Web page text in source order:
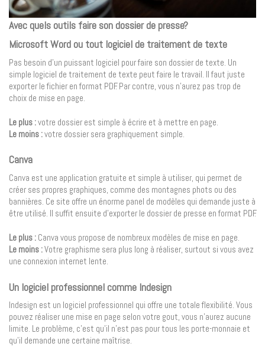
Avec quels outils faire son dossier de presse?
Microsoft Word ou tout logiciel de traitement de texte
Pas besoin d’un puissant logiciel pour faire son dossier de texte. Un
simple logiciel de traitement de texte peut faire le travail. Il faut juste
exporter le fichier en format PDF. Par contre, vous n’aurez pas trop de
choix de mise en page.
Le plus :votre dossier est simple à écrire et à mettre en page.
Le moins :votre dossier sera graphiquement simple.
Canva
Canva est une application gratuite et simple à utiliser, qui permet de
créer ses propres graphiques, comme des montagnes phots ou des
bannières. Ce site offre un énorme panel de modèles qui demande juste à
être utilisé. Il suffit ensuite d’exporter le dossier de presse en format PDF.
Le plus : Canva vous propose de nombreux modèles de mise en page.
Le moins :Votre graphisme sera plus long à réaliser, surtout si vous avez
une connexion internet lente.
Un logiciel professionnel comme Indesign
Indesign est un logiciel professionnel qui offre une totale flexibilité. Vous
pouvez réaliser une mise en page selon votre gout, vous n’aurez aucune
limite. Le problème, c’est qu’il n’est pas pour tous les porte-monnaie et
qu’il demande une certaine maîtrise.